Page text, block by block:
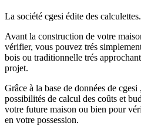
La société cgesi édite des calculettes.
Avant la construction de votre
vérifier, vous pouvez trés
bois ou traditionnelle trés
projet.
Grâce à la base de données de
possibilités de calcul des coûts et
votre future maison ou bien pour
en votre possession.